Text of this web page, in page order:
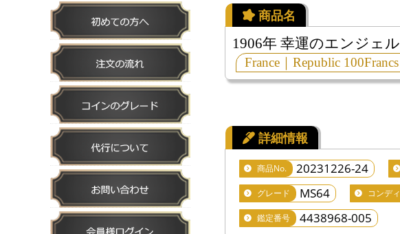
1906年 幸運のエンジェ
France｜Republic
商品No. 20231226-24
グレード MS64 コンデ
鑑定番号 4438968-005